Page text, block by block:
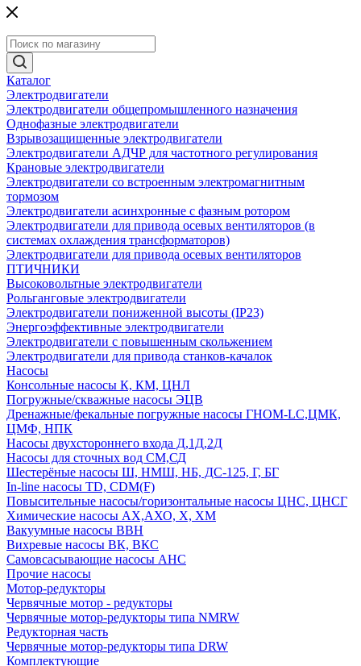
Каталог
Электродвигатели
Электродвигатели общепромышленного назначения
Однофазные электродвигатели
Взрывозащищенные электродвигатели
Электродвигатели АДЧР для частотного регулирования
Крановые электродвигатели
Электродвигатели со встроенным электромагнитным
тормозом
Электродвигатели асинхронные с фазным ротором
Электродвигатели для привода осевых вентиляторов (в
системах охлаждения трансформаторов)
Электродвигатели для привода осевых вентиляторов
ПТИЧНИКИ
Высоковольтные электродвигатели
Рольганговые электродвигатели
Электродвигатели пониженной высоты (IP23)
Энергоэффективные электродвигатели
Электродвигатели с повышенным скольжением
Электродвигатели для привода станков-качалок
Насосы
Консольные насосы К, КМ, ЦНЛ
Погружные/скважные насосы ЭЦВ
Дренажные/фекальные погружные насосы ГНОМ-LC,ЦМК,
ЦМФ, НПК
Насосы двухстороннего входа Д,1Д,2Д
Насосы для сточных вод СМ,СД
Шестерёные насосы Ш, НМШ, НБ, ДС-125, Г, БГ
In-line насосы TD, CDM(F)
Повысительные насосы/горизонтальные насосы ЦНС, ЦНСГ
Химические насосы АХ,АХО, Х, ХМ
Вакуумные насосы ВВН
Вихревые насосы ВК, ВКС
Самовсасывающие насосы АНС
Прочие насосы
Мотор-редукторы
Червячные мотор - редукторы
Червячные мотор-редукторы типа NMRW
Редукторная часть
Червячные мотор-редукторы типа DRW
Комплектующие